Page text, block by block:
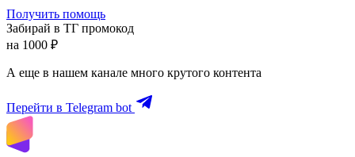
Получить помощь
Забирай в ТГ промокод
на 1000 ₽
А еще в нашем канале много крутого контента
Перейти в Telegram bot